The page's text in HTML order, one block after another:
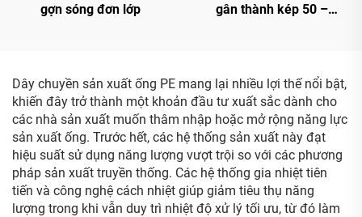
gợn sóng đơn lớp
gân thành kép 50 –
Dây chuyền sản xuất ống PE mang lại nhiều lợi thế nổi bật,
khiến đây trở thành một khoản đầu tư xuất sắc dành cho
các nhà sản xuất muốn thâm nhập hoặc mở rộng năng lực
sản xuất ống. Trước hết, các hệ thống sản xuất này đạt
hiệu suất sử dụng năng lượng vượt trội so với các phương
pháp sản xuất truyền thống. Các hệ thống gia nhiệt tiên
tiến và công nghệ cách nhiệt giúp giảm tiêu thụ năng
lượng trong khi vẫn duy trì nhiệt độ xử lý tối ưu, từ đó làm